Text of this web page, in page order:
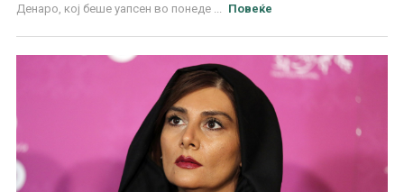
Денаро, кој беше уапсен во понеде ...
Повеќе